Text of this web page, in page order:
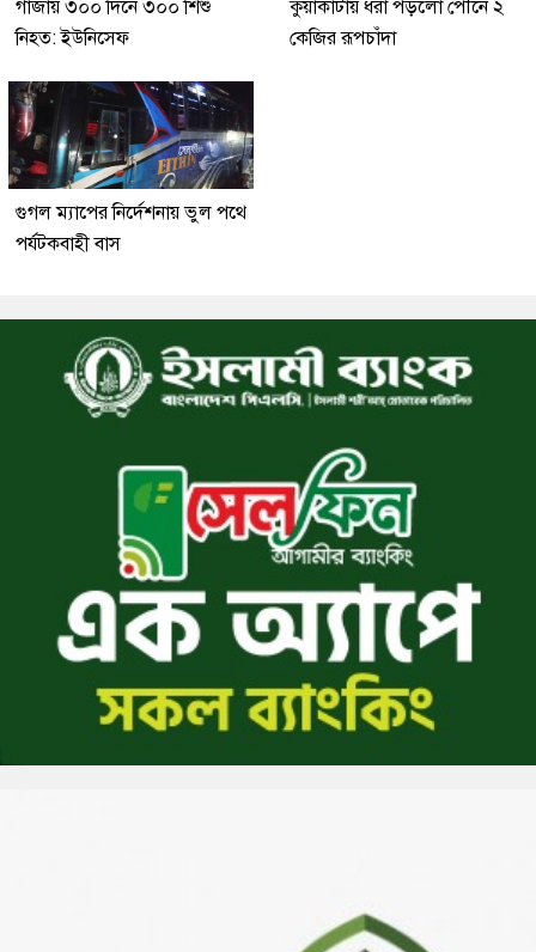
গাজায় ৩০০ দিনে ৩০০ শিশু
নিহত: ইউনিসেফ
কুয়াকাটায় ধরা পড়লো পৌনে ২
কেজির রূপচাঁদা
গুগল ম্যাপের নির্দেশনায় ভুল পথে
পর্যটকবাহী বাস